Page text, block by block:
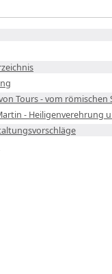
Tours - vom
- Heiligenverehrung